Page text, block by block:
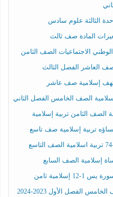
الثالثة علوم سادس
المادة صف ثالث
الاجتماعيات الصف الثامن
العاشر الفصل الثالث
إسلامية صف عاشر
الصف الخامس الفصل الثاني
الثامن تربية إسلامية
تربية إسلامية صف تاسع
إسلامية الصف السابع
ثامن
الفصل الأول 2023-2024